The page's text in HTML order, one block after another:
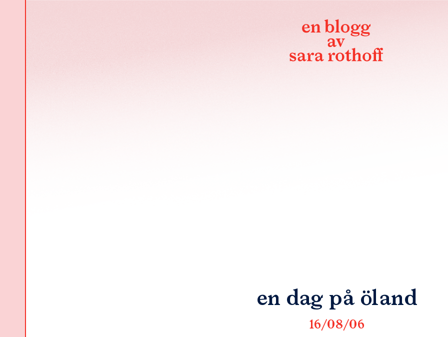
en dag på öland
16/08/06